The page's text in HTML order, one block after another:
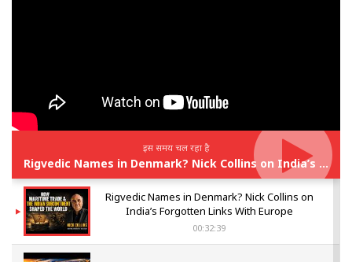
इस समय चल रहा है
Rigvedic Names in Denmark? Nick Collins on India’s Forgotten Links With Europe
Rigvedic Names in Denmark? Nick Collins on
India’s Forgotten Links With Europe
00:32:39